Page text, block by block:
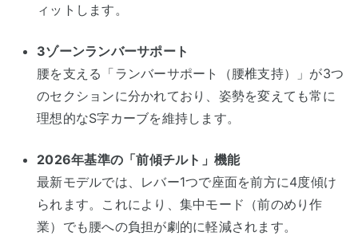
ィットします。
3ゾーンランバーサポート
腰を支える「ランバーサポート（腰椎支持）」が3つ
のセクションに分かれており、姿勢を変えても常に
理想的なS字カーブを維持します。
2026年基準の「前傾チルト」機能
最新モデルでは、レバー1つで座面を前方に4度傾け
られます。これにより、集中モード（前のめり作
業）でも腰への負担が劇的に軽減されます。